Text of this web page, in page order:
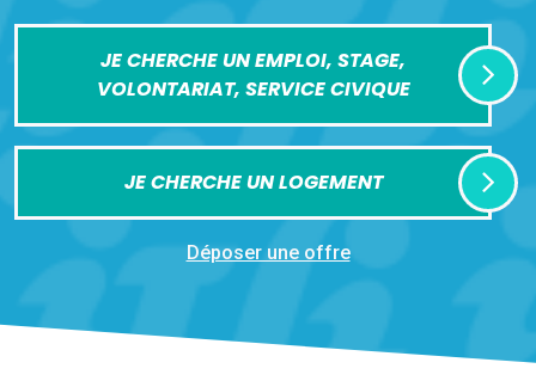
JE CHERCHE UN EMPLOI, STAGE,
VOLONTARIAT, SERVICE CIVIQUE
JE CHERCHE UN LOGEMENT
Déposer une offre